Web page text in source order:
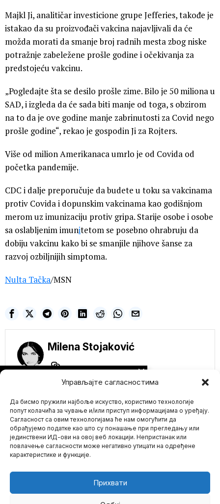
Управљајте сагласностима
Да бисмо пружили најбоље искуство, користимо технологије
попут колачића за чување и/или приступ информацијама о уређају.
Сагласност са овим технологијама ће нам омогућити да
обрађујемо податке као што су понашање при прегледању или
јединствени ИД-ови на овој веб локацији. Непристанак или
повлачење сагласности може негативно утицати на одређене
карактеристике и функције.
Прихвати
Majkl Ji, analitičar investicione grupe Jefferies, takođe je
istakao da su proizvođači vakcina najavljivali da će
možda morati da smanje broj radnih mesta zbog niske
potražnje zabeležene prošle godine i očekivanja za
predstojeću vakcinu.
„Pogledajte šta se desilo prošle zime. Bilo je 50 miliona u
SAD, i izgleda da će sada biti manje od toga, s obzirom
na to da je ove godine manje zabrinutosti za Covid nego
prošle godine“, rekao je gospodin Ji za Rojters.
Više od milion Amerikanaca umrlo je od Covida od
početka pandemije.
CDC i dalje preporučuje da budete u toku sa vakcinama
protiv Covida i dopunskim vakcinama kao godišnjom
merom uz imunizaciju protiv gripa. Starije osobe i osobe
sa oslabljenim imunitetom se posebno ohrabruju da
dobiju vakcinu kako bi se smanjile njihove šanse za
razvoj ozbiljnijih simptoma.
Nulta Tačka/MSN
Milena Stojaković
Mario zna Youtube
NE PROPUSTITE
Protesti podrške
održani širom Evrope
– U PARIZU eksalirali
sukobi policije i
demonstranata
(VIDEO)
Hiljade demonstranata
protestovalo je u subotu
u Parizu u zabranjenom
Naučnici
upozoravaju: mRNA
„vakcine“ slabe imuni
sistem i izazivaju